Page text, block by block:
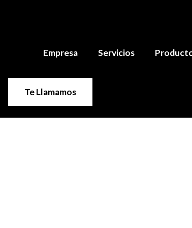
Empresa Servicios
Te Llamamos